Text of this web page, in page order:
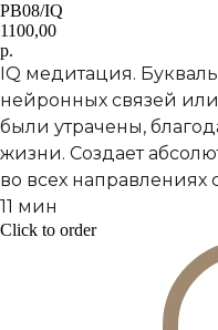
PB08/IQ
1100,00
р.
IQ медитация.
нейронных связей или
были утрачены,
жизни. Создает
во всех направлениях
11 мин
Click to order